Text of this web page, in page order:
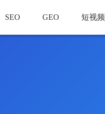
SEO GEO 短视频